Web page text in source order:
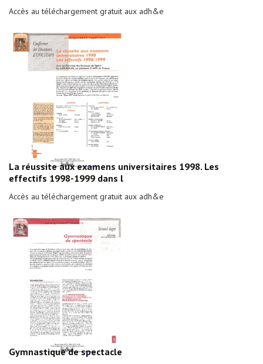
Accès au téléchargement gratuit aux adh&e
La réussite aux examens universitaires 1998. Les
effectifs 1998-1999 dans l
Accès au téléchargement gratuit aux adh&e
Gymnastique de spectacle